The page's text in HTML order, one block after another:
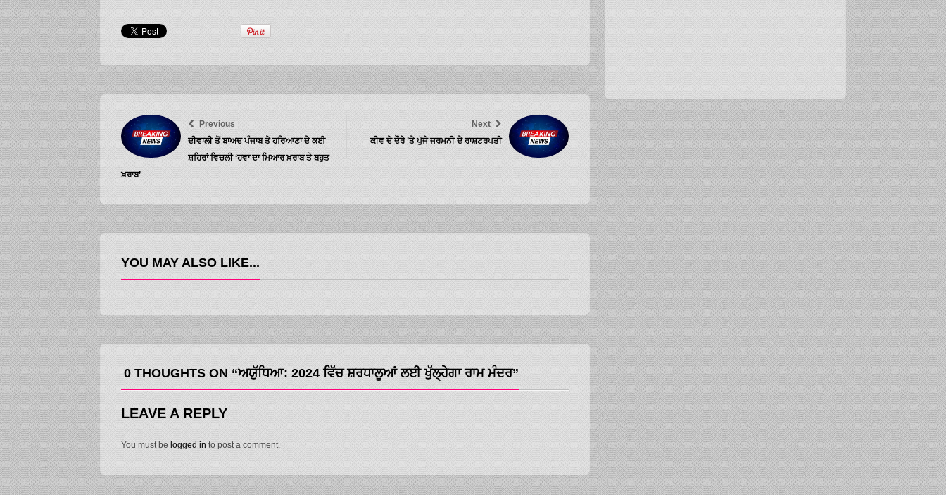
Previous
ਦੀਵਾਲੀ ਤੋਂ ਬਾਅਦ ਪੰਜਾਬ ਤੇ ਹਰਿਆਣਾ ਦੇ ਕਈ
ਸ਼ਹਿਰਾਂ ਵਿਚਲੀ ‘ਹਵਾ ਦਾ ਮਿਆਰ ਖ਼ਰਾਬ ਤੇ ਬਹੁਤ
ਖ਼ਰਾਬ’
Next
ਕੀਵ ਦੇ ਦੌਰੇ ’ਤੇ ਪੁੱਜੇ ਜਰਮਨੀ ਦੇ ਰਾਸ਼ਟਰਪਤੀ
YOU MAY ALSO LIKE...
0 THOUGHTS ON “ਅਯੁੱਧਿਆ: 2024 ਵਿੱਚ ਸ਼ਰਧਾਲੂਆਂ ਲਈ ਖੁੱਲ੍ਹੇਗਾ ਰਾਮ ਮੰਦਰ”
LEAVE A REPLY
You must be logged into post a comment.